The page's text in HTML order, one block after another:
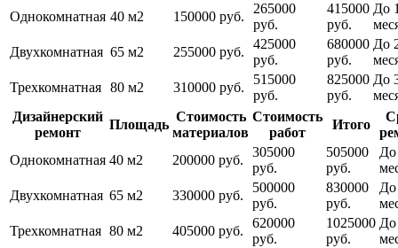
Однокомнатная 40 м2 150000 руб.
265000
руб.
415000
руб.
До
Двухкомнатная 65 м2 255000 руб.
425000
руб.
680000
руб.
До
Трехкомнатная 80 м2 310000 руб.
515000
руб.
825000
руб.
До
Дизайнерский
ремонт
Площадь
Стоимость
материалов
Стоимость
работ
Итого
Однокомнатная 40 м2 200000 руб.
305000
руб.
505000
руб.
До
Двухкомнатная 65 м2 330000 руб.
500000
руб.
830000
руб.
До
Трехкомнатная 80 м2 405000 руб.
620000
руб.
1025000
руб.
До